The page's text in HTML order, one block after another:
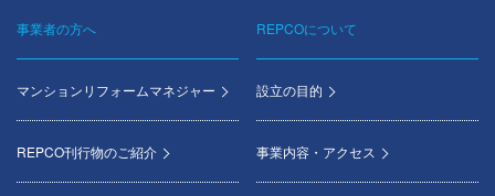
事業者の方へ
マンションリフォームマネジャー
REPCO刊行物のご紹介
REPCOについて
設立の目的
事業内容・アクセス